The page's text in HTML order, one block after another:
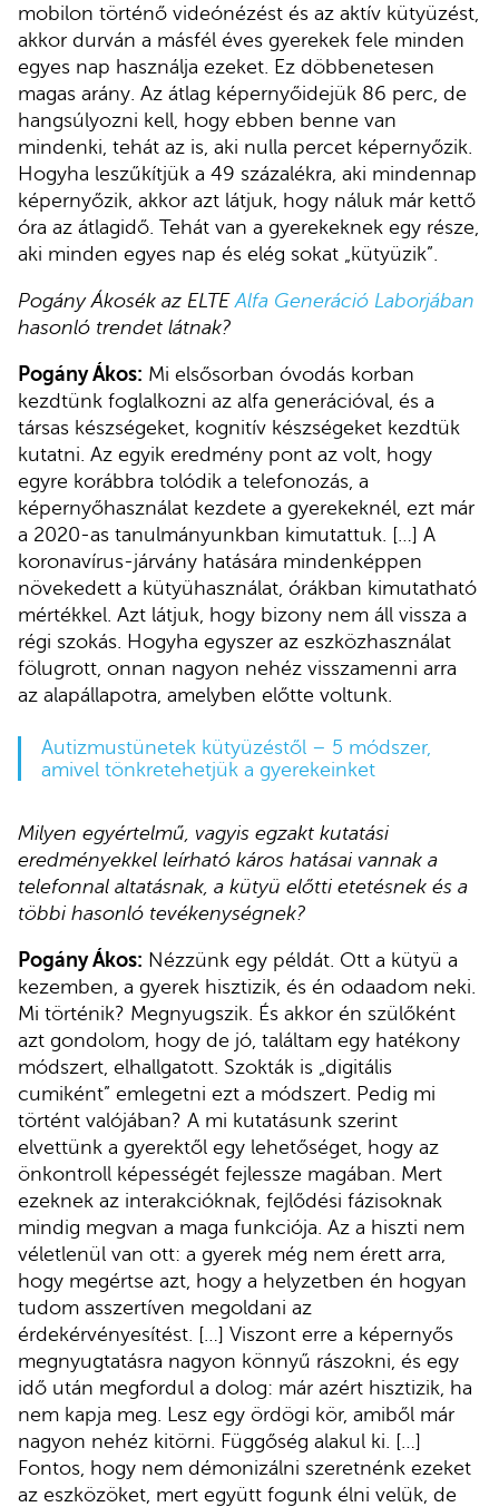
mobilon történő videónézést és az aktív kütyüzést,
akkor durván a másfél éves gyerekek fele minden
egyes nap használja ezeket. Ez döbbenetesen
magas arány. Az átlag képernyőidejük 86 perc, de
hangsúlyozni kell, hogy ebben benne van
mindenki, tehát az is, aki nulla percet képernyőzik.
Hogyha leszűkítjük a 49 százalékra, aki mindennap
képernyőzik, akkor azt látjuk, hogy náluk már kettő
óra az átlagidő. Tehát van a gyerekeknek egy része,
aki minden egyes nap és elég sokat „kütyüzik”.
Pogány Ákosék az ELTE Alfa Generáció Laborjában
hasonló trendet látnak?
Pogány Ákos: Mi elsősorban óvodás korban
kezdtünk foglalkozni az alfa generációval, és a
társas készségeket, kognitív készségeket kezdtük
kutatni. Az egyik eredmény pont az volt, hogy
egyre korábbra tolódik a telefonozás, a
képernyőhasználat kezdete a gyerekeknél, ezt már
a 2020-as tanulmányunkban kimutattuk. […] A
koronavírus-járvány hatására mindenképpen
növekedett a kütyühasználat, órákban kimutatható
mértékkel. Azt látjuk, hogy bizony nem áll vissza a
régi szokás. Hogyha egyszer az eszközhasználat
fölugrott, onnan nagyon nehéz visszamenni arra
az alapállapotra, amelyben előtte voltunk.
Autizmustünetek kütyüzéstől – 5 módszer,
amivel tönkretehetjük a gyerekeinket
Milyen egyértelmű, vagyis egzakt kutatási
eredményekkel leírható káros hatásai vannak a
telefonnal altatásnak, a kütyü előtti etetésnek és a
többi hasonló tevékenységnek?
Pogány Ákos: Nézzünk egy példát. Ott a kütyü a
kezemben, a gyerek hisztizik, és én odaadom neki.
Mi történik? Megnyugszik. És akkor én szülőként
azt gondolom, hogy de jó, találtam egy hatékony
módszert, elhallgatott. Szokták is „digitális
cumiként” emlegetni ezt a módszert. Pedig mi
történt valójában? A mi kutatásunk szerint
elvettünk a gyerektől egy lehetőséget, hogy az
önkontroll képességét fejlessze magában. Mert
ezeknek az interakcióknak, fejlődési fázisoknak
mindig megvan a maga funkciója. Az a hiszti nem
véletlenül van ott: a gyerek még nem érett arra,
hogy megértse azt, hogy a helyzetben én hogyan
tudom asszertíven megoldani az
érdekérvényesítést. […] Viszont erre a képernyős
megnyugtatásra nagyon könnyű rászokni, és egy
idő után megfordul a dolog: már azért hisztizik, ha
nem kapja meg. Lesz egy ördögi kör, amiből már
nagyon nehéz kitörni. Függőség alakul ki. […]
Fontos, hogy nem démonizálni szeretnénk ezeket
az eszközöket, mert együtt fogunk élni velük, de